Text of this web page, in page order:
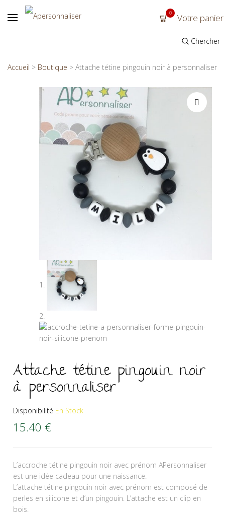
0 Votre panier
Chercher
Accueil > Boutique > Attache tétine pingouin noir à personnaliser
Attache tétine pingouin noir
à personnaliser
Disponibilité En Stock
15.40 €
L’accroche tétine pingouin noir avec prénom APersonnaliser
est une idée cadeau pour une naissance.
L’attache tétine pingouin noir avec prénom est composé de
perles en silicone et d’un pingouin. L’attache est un clip en
bois.